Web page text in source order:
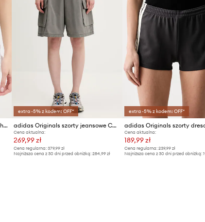
adidas Originals szorty Sunset Rythms
extra -5% z kodem: OFF*
adidas Originals szorty jeansowe Cargo Jorts
Cena aktualna:
269,99 zł
Cena regularna: 379,99 zł
Najniższa cena z 30 dni przed obniżką: 284,99 zł
extra -5% z kodem: OFF*
Cena aktualna:
189,99 zł
Cena regularna: 239,99 zł
Najniższa cena z 30 dni przed obniżką: